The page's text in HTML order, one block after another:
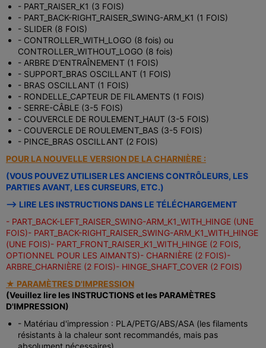
- PART_RAISER_K1 (3 FOIS)
- PART_BACK-RIGHT_RAISER_SWING-ARM_K1 (1 FOIS)
- SLIDER (8 FOIS)
- CONTROLLER_WITH_LOGO (8 fois) ou
CONTROLLER_WITHOUT_LOGO (8 fois)
- ARBRE D'ENTRAÎNEMENT (1 FOIS)
- SUPPORT_BRAS OSCILLANT (1 FOIS)
- BRAS OSCILLANT (1 FOIS)
- RONDELLE_CAPTEUR DE FILAMENTS (1 FOIS)
- SERRE-CÂBLE (3-5 FOIS)
- COUVERCLE DE ROULEMENT_HAUT (3-5 FOIS)
- COUVERCLE DE ROULEMENT_BAS (3-5 FOIS)
- PINCE_BRAS OSCILLANT (2 FOIS)
POUR LA NOUVELLE VERSION DE LA CHARNIÈRE :
(VOUS POUVEZ UTILISER LES ANCIENS CONTRÔLEURS, LES
PARTIES AVANT, LES CURSEURS, ETC.)
--> LIRE LES INSTRUCTIONS DANS LE TÉLÉCHARGEMENT
- PART_BACK-LEFT_RAISER_SWING-ARM_K1_WITH_HINGE (UNE
FOIS)- PART_BACK-RIGHT_RAISER_SWING-ARM_K1_WITH_HINGE
(UNE FOIS)- PART_FRONT_RAISER_K1_WITH_HINGE (2 FOIS,
OPTIONNEL POUR LES AIMANTS)- CHARNIÈRE (2 FOIS)-
ARBRE_CHARNIÈRE (2 FOIS)- HINGE_SHAFT_COVER (2 FOIS)
★ PARAMÈTRES D'IMPRESSION
(Veuillez lire les INSTRUCTIONS et les PARAMÈTRES
D'IMPRESSION)
- Matériau d'impression : PLA/PETG/ABS/ASA (les filaments
résistants à la chaleur sont recommandés, mais pas
absolument nécessaires)